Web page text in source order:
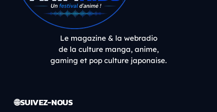
Le magazine & la webradio
de la culture manga, anime,
gaming et pop culture japonaise.
🌐 SUIVEZ-NOUS